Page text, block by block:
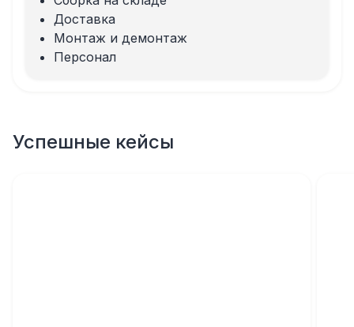
Доставка
Монтаж и демонтаж
Персонал
Успешные кейсы